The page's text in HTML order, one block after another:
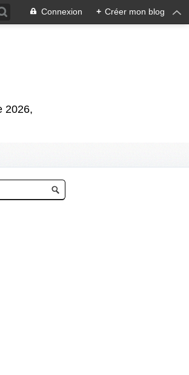
Connexion + Créer mon blog
2026,